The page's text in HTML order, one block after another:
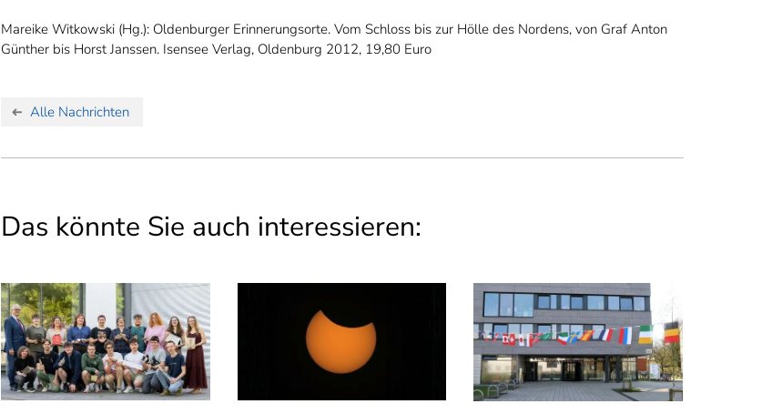
Mareike Witkowski (Hg.): Oldenburger Erinnerungsorte. Vom Schloss bis zur Hölle des Nordens, von Graf Anton
Günther bis Horst Janssen. Isensee Verlag, Oldenburg 2012, 19,80 Euro
Alle Nachrichten
Das könnte Sie auch interessieren: